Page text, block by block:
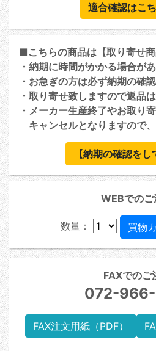
適合確認はこ
■こちらの商品は【取り寄せ商
・納期に時間がかかる場合があ
・お急ぎの方は必ず納期の確
・取り寄せ致しますので返品
・メーカー生産終了やお取り
キャンセルとなりますので、
【納期の確認をし
WEBでのご
数量：
FAXでのご
072-
FAX注文用紙（PDF）